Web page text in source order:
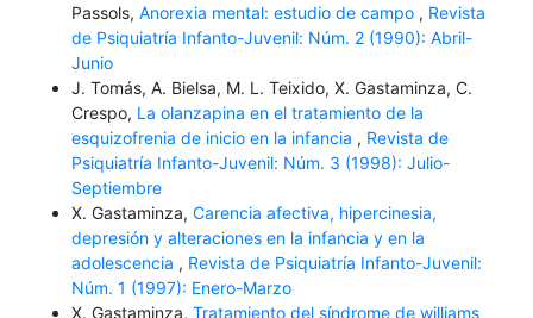
Passols, Anorexia mental: estudio de campo , Revista
de Psiquiatría Infanto-Juvenil: Núm. 2 (1990): Abril-
Junio
J. Tomás, A. Bielsa, M. L. Teixido, X. Gastaminza, C.
Crespo, La olanzapina en el tratamiento de la
esquizofrenia de inicio en la infancia , Revista de
Psiquiatría Infanto-Juvenil: Núm. 3 (1998): Julio-
Septiembre
X. Gastaminza, Carencia afectiva, hipercinesia,
depresión y alteraciones en la infancia y en la
adolescencia , Revista de Psiquiatría Infanto-Juvenil:
Núm. 1 (1997): Enero-Marzo
X. Gastaminza, Tratamiento del síndrome de williams